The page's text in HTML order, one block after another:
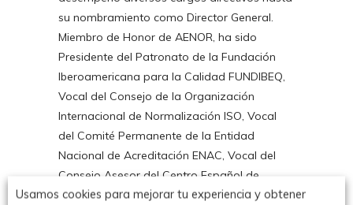
su nombramiento como Director General.
Miembro de Honor de AENOR, ha sido
Presidente del Patronato de la Fundación
Iberoamericana para la Calidad FUNDIBEQ,
Vocal del Consejo de la Organización
Internacional de Normalización ISO, Vocal
del Comité Permanente de la Entidad
Nacional de Acreditación ENAC, Vocal del
Consejo Asesor del Centro Español de
Metrología CEM. Con una trayectoria
Usamos cookies para mejorar tu experiencia y obtener